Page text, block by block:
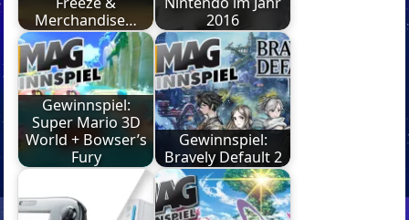
Merchandise…
2016
Gewinnspiel:
Super Mario 3D
World + Bowser’s
Fury
Gewinnspiel:
Bravely Default 2